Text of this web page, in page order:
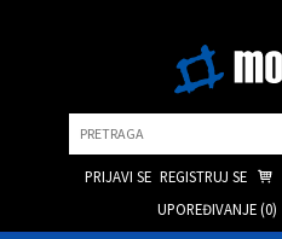
PRIJAVI SE REGISTRUJ SE
UPOREĐIVANJE (0)